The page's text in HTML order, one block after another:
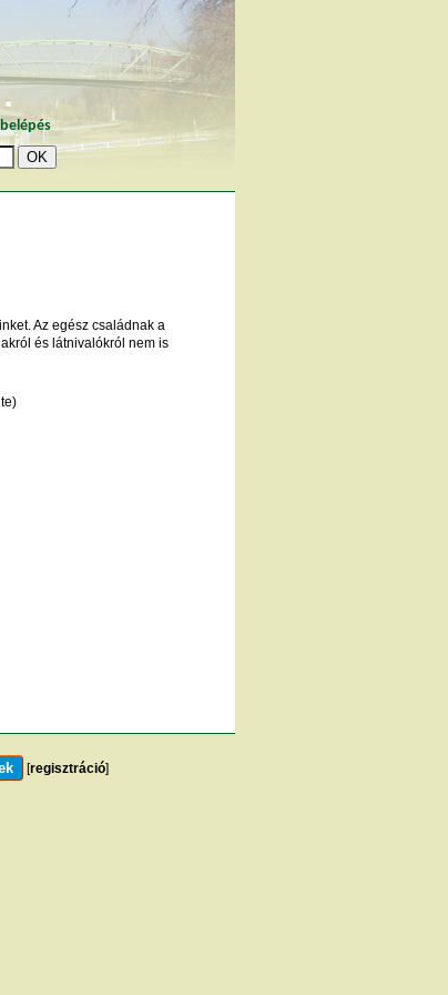
belépés
Az egész családnak a
és látnivalókról nem is
[regisztráció]